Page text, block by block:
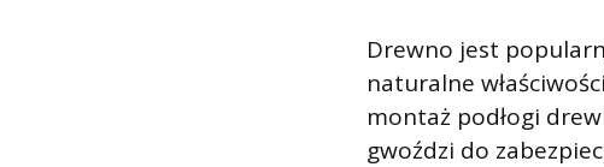
Drewno jest
naturalne
montaż podłogi
gwoździ do